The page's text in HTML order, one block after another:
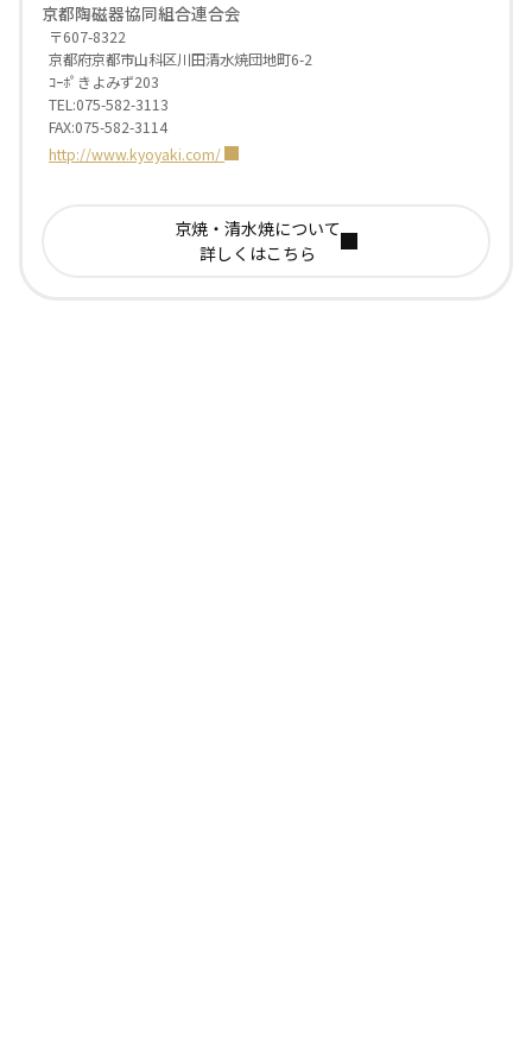
京都陶磁器協同組合連合会
〒607-8322
京都府京都市山科区川田清水焼団地町6-2
ｺｰﾎﾟきよみず203
TEL:075-582-3113
FAX:075-582-3114
http://www.kyoyaki.com/
京焼・清水焼について
詳しくはこちら